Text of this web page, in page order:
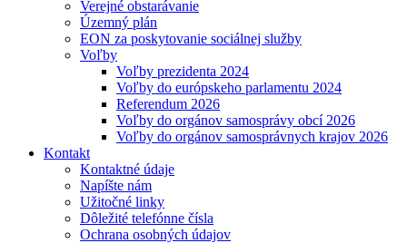
Verejné obstarávanie
Územný plán
EON za poskytovanie sociálnej služby
Voľby
Voľby prezidenta 2024
Voľby do európskeho parlamentu 2024
Referendum 2026
Voľby do orgánov samosprávy obcí 2026
Voľby do orgánov samosprávnych krajov 2026
Kontakt
Kontaktné údaje
Napíšte nám
Užitočné linky
Dôležité telefónne čísla
Ochrana osobných údajov